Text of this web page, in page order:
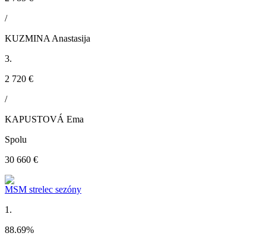
/
KUZMINA Anastasija
3.
2 720 €
/
KAPUSTOVÁ Ema
Spolu
30 660 €
MSM strelec sezóny
1.
88.69%